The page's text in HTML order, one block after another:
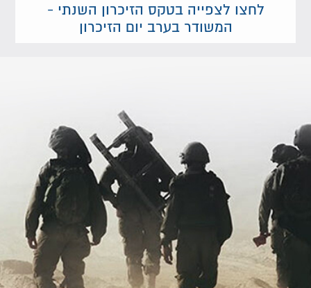
לחצו לצפייה בטקס הזיכרון השנתי -
המשודר בערב יום הזיכרון